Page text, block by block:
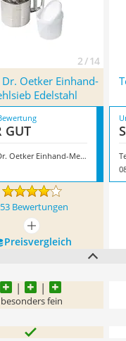
2 / 14
Oetker Einhand-
Edelstahl
GUT
Zenker Dr. Oetker Einhand-Mehlsieb Edelstahl
Bewertungen
mehr anzeigen
Preis­vergleich
besonders fein